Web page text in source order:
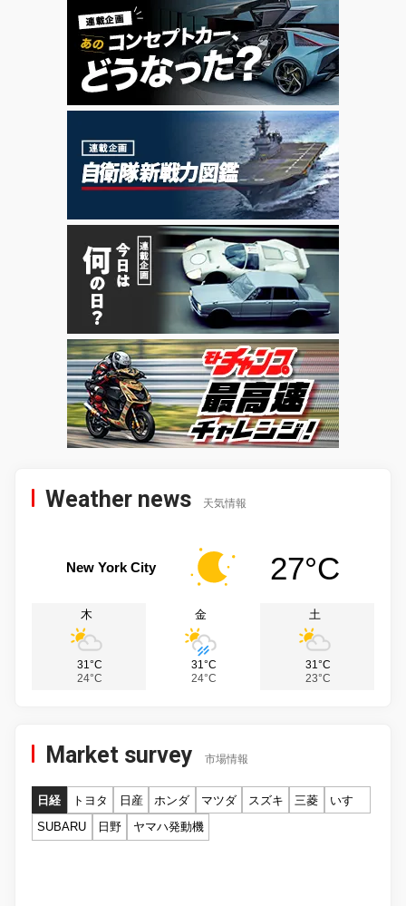
Weather news 天気情報
New York City 27°C
木
31°C
24°C
金
31°C
24°C
土
31°C
23°C
Market survey 市場情報
日経 トヨタ 日産 ホンダ マツダ スズキ 三菱
いすゞ
SUBARU
日野 ヤマハ発動機